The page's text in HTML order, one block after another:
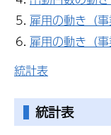
雇用の動き（事
雇用の動き（
統計表
統計表